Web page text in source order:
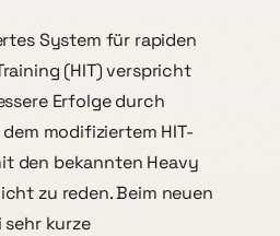
System für rapiden
(HIT) verspricht
Erfolge durch
modifiziertem HIT-
den bekannten Heavy
zu reden. Beim neuen
kurze